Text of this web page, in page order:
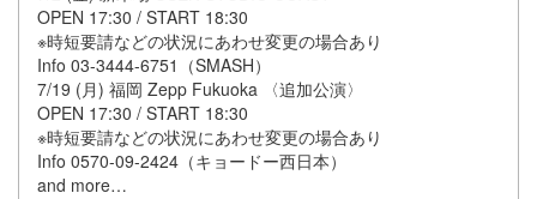
OPEN 17:30 / START 18:30
※時短要請などの状況にあわせ変更の場合あり
Info 03-3444-6751（SMASH）
7/19 (月) 福岡 Zepp Fukuoka 〈追加公演〉
OPEN 17:30 / START 18:30
※時短要請などの状況にあわせ変更の場合あり
Info 0570-09-2424（キョードー西日本）
and more…